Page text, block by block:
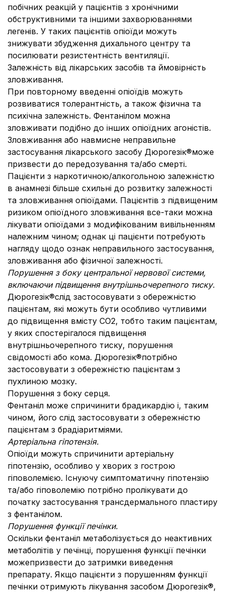
побічних реакцій у пацієнтів з хронічними
обструктивними та іншими захворюваннями
легенів. У таких пацієнтів опіоїди можуть
знижувати збудження дихального центру та
посилювати резистентність вентиляції.
Залежність від лікарських засобів та ймовірність
зловживання.
При повторному введенні опіоїдів можуть
розвиватися толерантність, а також фізична та
психічна залежність. Фентанілом можна
зловживати подібно до інших опіоїдних агоністів.
Зловживання або навмисне неправильне
застосування лікарського засобу Дюрогезік®може
призвести до передозування та/або смерті.
Пацієнти з наркотичною/алкогольною залежністю
в анамнезі більше схильні до розвитку залежності
та зловживання опіоїдами. Пацієнтів з підвищеним
ризиком опіоїдного зловживання все-таки можна
лікувати опіоїдами з модифікованим вивільненням
належним чином; однак ці пацієнти потребують
нагляду щодо ознак неправильного застосування,
зловживання або фізичної залежності.
Порушення з боку центральної нервової системи,
включаючи підвищення внутрішньочерепного тиску.
Дюрогезік®слід застосовувати з обережністю
пацієнтам, які можуть бути особливо чутливими
до підвищення вмісту СО2, тобто таким пацієнтам,
у яких спостерігалося підвищення
внутрішньочерепного тиску, порушення
свідомості або кома. Дюрогезік®потрібно
застосовувати з обережністю пацієнтам з
пухлиною мозку.
Порушення з боку серця.
Фентаніл може спричинити брадикардію і, таким
чином, його слід застосовувати з обережністю
пацієнтам з брадіаритміями.
Артеріальна гіпотензія.
Опіоїди можуть спричинити артеріальну
гіпотензію, особливо у хворих з гострою
гіповолемією. Існуючу симптоматичну гіпотензію
та/або гіповолемію потрібно пролікувати до
початку застосування трансдермального пластиру
з фентанілом.
Порушення функції печінки.
Оскільки фентаніл метаболізується до неактивних
метаболітів у печінці, порушення функції печінки
можепризвести до затримки виведення
препарату. Якщо пацієнти з порушенням функції
печінки отримують лікування засобом Дюрогезік®,